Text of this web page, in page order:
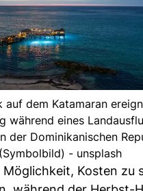
auf dem Katamaran
während eines
der Dominikanischen
(Symbolbild) - unsplash
Möglichkeit, Kosten zu